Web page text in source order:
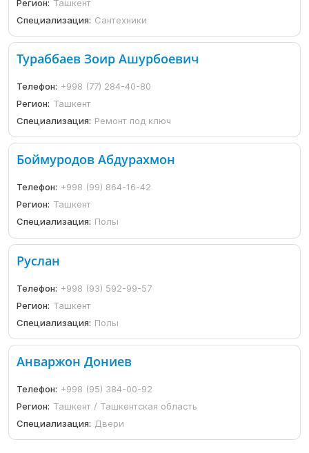
Регион: Ташкент
Специализация: Сантехники
Тураббаев Зоир Ашурбоевич
Телефон: +998 (77) 284-40-80
Регион: Ташкент
Специализация: Ремонт под ключ
Боймуродов Абдурахмон
Телефон: +998 (99) 864-16-42
Регион: Ташкент
Специализация: Полы
Руслан
Телефон: +998 (93) 592-99-57
Регион: Ташкент
Специализация: Полы
Анваржон Дониев
Телефон: +998 (95) 384-00-92
Регион: Ташкент / Ташкентская область
Специализация: Двери